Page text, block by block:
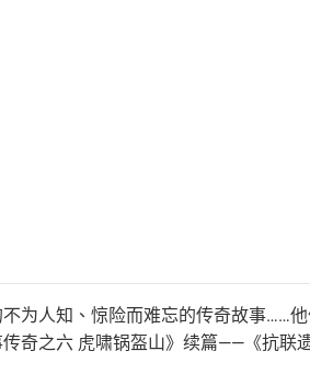
为人知、惊险而难忘的传奇故事……
奇之六 虎啸锅盔山》续篇——《抗联